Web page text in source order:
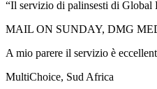
“Il servizio di palinsesti di Global
MAIL ON SUNDAY, DMG
A mio parere il servizio è
MultiChoice, Sud Africa